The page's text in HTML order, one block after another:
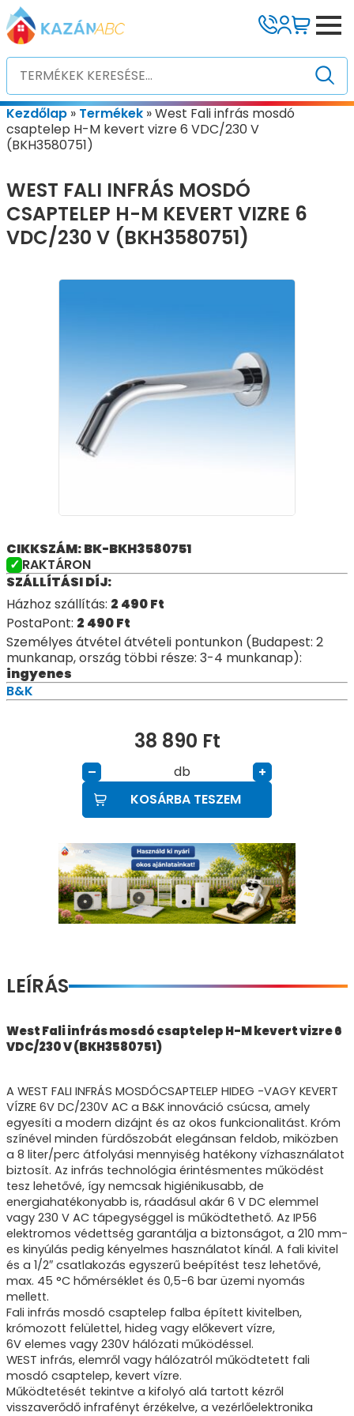
Kezdőlap » Termékek »West Fali infrás mosdó
csaptelep H-M kevert vizre 6 VDC/230 V
(BKH3580751)
WEST FALI INFRÁS MOSDÓ
CSAPTELEP H-M KEVERT VIZRE 6
VDC/230 V (BKH3580751)
CIKKSZÁM: BK-BKH3580751
RAKTÁRON
SZÁLLÍTÁSI DÍJ:
Házhoz szállítás: 2 490Ft
PostaPont: 2 490Ft
Személyes átvétel átvételi pontunkon (Budapest: 2
munkanap, ország többi része: 3-4 munkanap):
ingyenes
B&K
38 890 Ft
– db
+
KOSÁRBA TESZEM
LEÍRÁS
West Fali infrás mosdó csaptelep H-M kevert vizre 6
VDC/230 V (BKH3580751)
A WEST FALI INFRÁS MOSDÓCSAPTELEP HIDEG -VAGY KEVERT
VÍZRE 6V DC/230V AC a B&K innováció csúcsa, amely
egyesíti a modern dizájnt és az okos funkcionalitást. Króm
színével minden fürdőszobát elegánsan feldob, miközben
a 8 liter/perc átfolyási mennyiség hatékony vízhasználatot
biztosít. Az infrás technológia érintésmentes működést
tesz lehetővé, így nemcsak higiénikusabb, de
energiahatékonyabb is, ráadásul akár 6 V DC elemmel
vagy 230 V AC tápegységgel is működtethető. Az IP56
elektromos védettség garantálja a biztonságot, a 210 mm-
es kinyúlás pedig kényelmes használatot kínál. A fali kivitel
és a 1/2″ csatlakozás egyszerű beépítést tesz lehetővé,
max. 45 °C hőmérséklet és 0,5-6 bar üzemi nyomás
mellett.
Fali infrás mosdó csaptelep falba épített kivitelben,
krómozott felülettel, hideg vagy előkevert vízre,
6V elemes vagy 230V hálózati működéssel.
WEST infrás, elemről vagy hálózatról működtetett fali
mosdó csaptelep, kevert vízre.
Működtetését tekintve a kifolyó alá tartott kézről
visszaverődő infrafényt érzékelve, a vezérlőelektronika